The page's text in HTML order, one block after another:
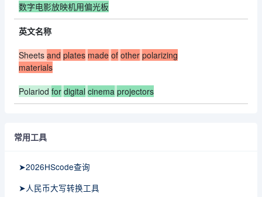
数字电影放映机用偏光板
英文名称
Sheets and plates made of other polarizing
materials
Polariod for digital cinema projectors
常用工具
➤2026HScode查询
➤人民币大写转换工具